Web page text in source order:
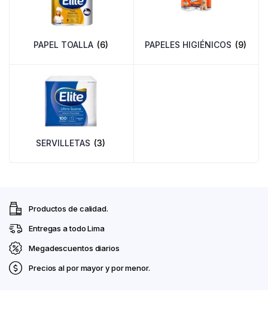
PAPEL TOALLA (6) PAPELES HIGIÉNICOS (9)
SERVILLETAS (3)
Productos de calidad.
Entregas a todo Lima
Megadescuentos diarios
Precios al por mayor y por menor.